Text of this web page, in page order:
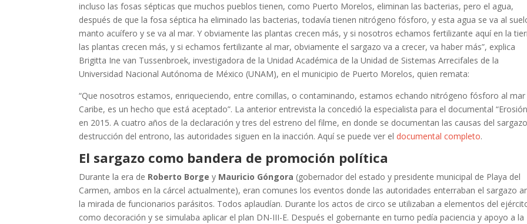
incluso las fosas sépticas que muchos pueblos tienen, como Puerto Morelos, eliminan las bacterias, pero el agua,
después de que la fosa séptica ha eliminado las bacterias, todavía tienen nitrógeno fósforo, y esta agua se va al
manto acuífero y se va al mar. Y obviamente las plantas crecen más, y si nosotros echamos fertilizante aquí en la
las plantas crecen más, y si echamos fertilizante al mar, obviamente el sargazo va a crecer, va haber más”, explica
Brigitta Ine van Tussenbroek, investigadora de la Unidad Académica de la Unidad de Sistemas Arrecifales de la
Universidad Nacional Autónoma de México (UNAM), en el municipio de Puerto Morelos, quien remata:
“Que nosotros estamos, enriqueciendo, entre comillas, o contaminando, estamos echando nitrógeno fósforo al mar
Caribe, es un hecho que está aceptado”. La anterior entrevista la concedió la especialista para el documental
en 2015. A cuatro años de la declaración y tres del estreno del filme, en donde se documentan las causas del
destrucción del entrono, las autoridades siguen en la inacción. Aquí se puede ver eldocumental completo.
El sargazo como bandera de promoción política
Durante la era de Roberto Borge y Mauricio Góngora (gobernador del estado y presidente municipal de Playa del
Carmen, ambos en la cárcel actualmente), eran comunes los eventos donde las autoridades enterraban el sargazo
la mirada de funcionarios parásitos. Todos aplaudían. Durante los actos de circo se utilizaban a elementos del
como decoración y se simulaba aplicar el plan DN-III-E. Después el gobernante en turno pedía paciencia y apoyo a la